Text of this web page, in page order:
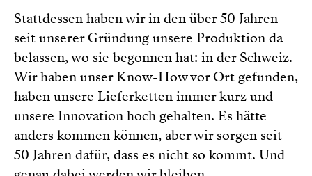
Stattdessen haben wir in den über 50 Jahren
seit unserer Gründung unsere Produktion da
belassen, wo sie begonnen hat: in der Schweiz.
Wir haben unser Know-How vor Ort gefunden,
haben unsere Lieferketten immer kurz und
unsere Innovation hoch gehalten. Es hätte
anders kommen können, aber wir sorgen seit
50 Jahren dafür, dass es nicht so kommt. Und